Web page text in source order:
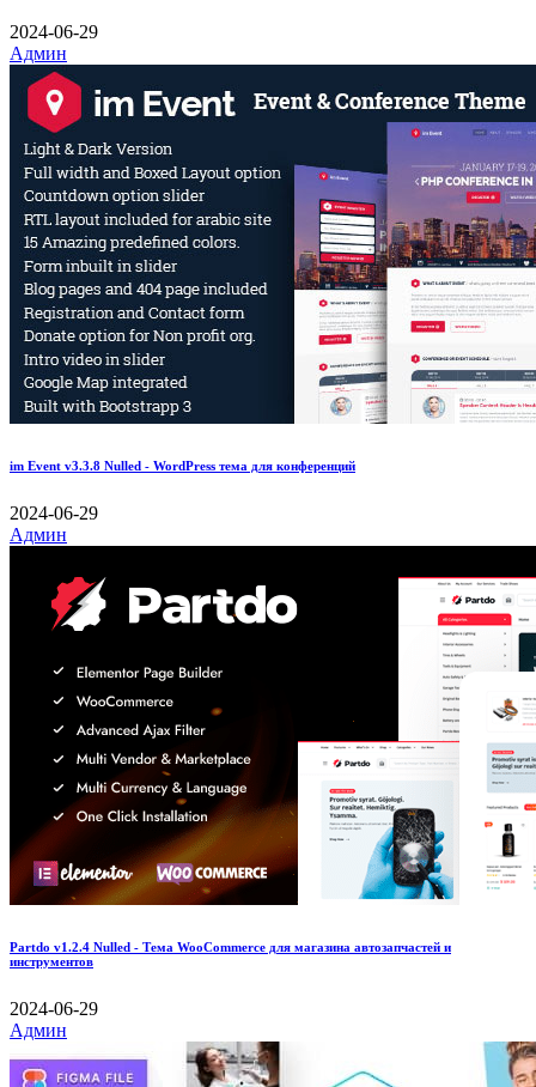
2024-06-29
Админ
im Event v3.3.8 Nulled - WordPress тема для конференций
2024-06-29
Админ
Partdo v1.2.4 Nulled - Тема WooCommerce для магазина автозапчастей и
инструментов
2024-06-29
Админ